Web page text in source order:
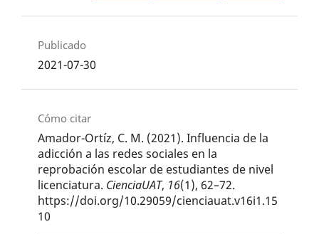
Publicado
2021-07-30
Cómo citar
Amador-Ortíz, C. M. (2021). Influencia de la
adicción a las redes sociales en la
reprobación escolar de estudiantes de nivel
licenciatura. CienciaUAT, 16(1), 62–72.
https://doi.org/10.29059/cienciauat.v16i1.15
10